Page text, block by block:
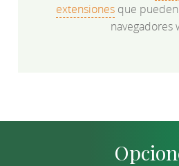
extensiones que
navegadores